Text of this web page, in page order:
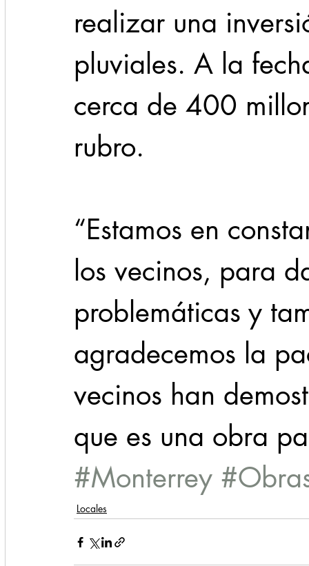
realizar una
pluviales. A la
cerca de 400
rubro.
“Estamos en
los vecinos, para
problemáticas y
agradecemos la
vecinos han
que es una obra
#Monterrey
Locales